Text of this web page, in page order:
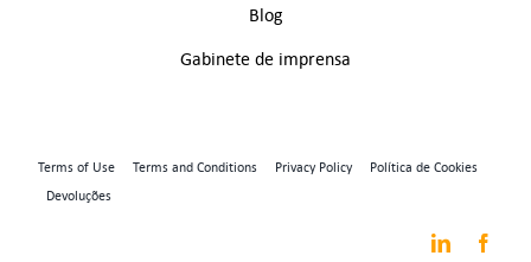
Blog
Gabinete de imprensa
Terms of Use Terms and Conditions Privacy Policy
Política de Cookies
Devoluções